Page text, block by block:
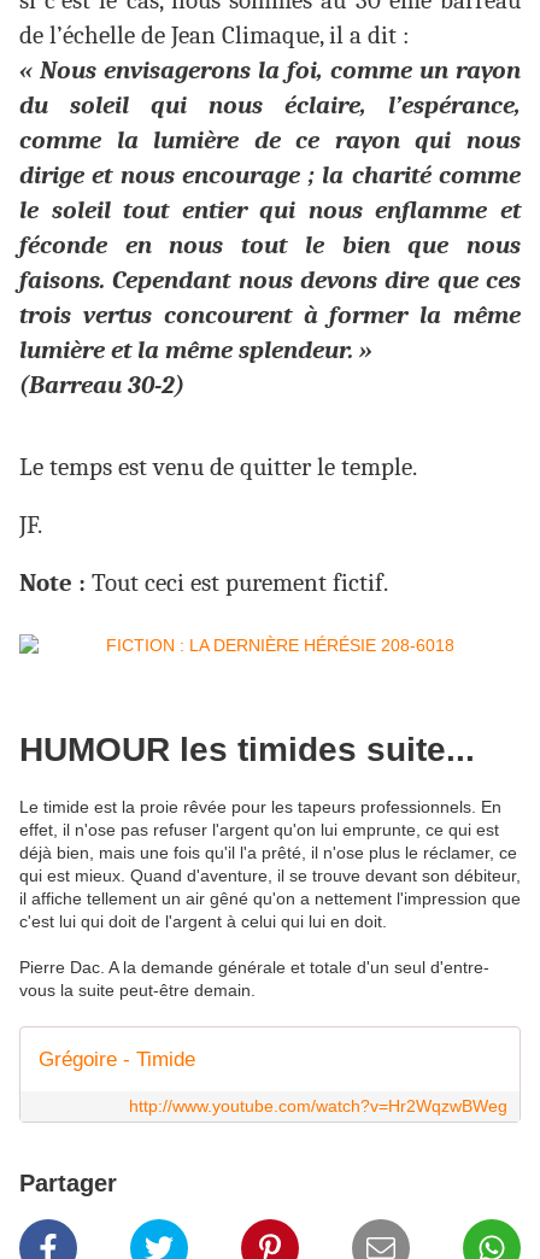
de l’échelle de Jean Climaque, il a dit :
« Nous envisagerons la foi, comme un rayon
du soleil qui nous éclaire, l’espérance,
comme la lumière de ce rayon qui nous
dirige et nous encourage ; la charité comme
le soleil tout entier qui nous enflamme et
féconde en nous tout le bien que nous
faisons. Cependant nous devons dire que ces
trois vertus concourent à former la même
lumière et la même splendeur. »
(Barreau 30-2)
Le temps est venu de quitter le temple.
JF.
Note : Tout ceci est purement fictif.
HUMOUR les timides suite...
Le timide est la proie rêvée pour les tapeurs professionnels. En
effet, il n'ose pas refuser l'argent qu'on lui emprunte, ce qui est
déjà bien, mais une fois qu'il l'a prêté, il n'ose plus le réclamer, ce
qui est mieux. Quand d'aventure, il se trouve devant son débiteur,
il affiche tellement un air gêné qu'on a nettement l'impression que
c'est lui qui doit de l'argent à celui qui lui en doit.
Pierre Dac. A la demande générale et totale d'un seul d'entre-
vous la suite peut-être demain.
Grégoire - Timide
http://www.youtube.com/watch?v=Hr2WqzwBWeg
Partager